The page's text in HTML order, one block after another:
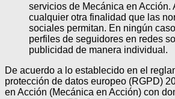
servicios de Mecánica en Acción.
cualquier otra finalidad que las
sociales permitan. En ningún
perfiles de seguidores en redes
publicidad de manera individual.
De acuerdo a lo establecido en el
protección de datos europeo (RGPD)
en Acción (Mecánica en Acción) con